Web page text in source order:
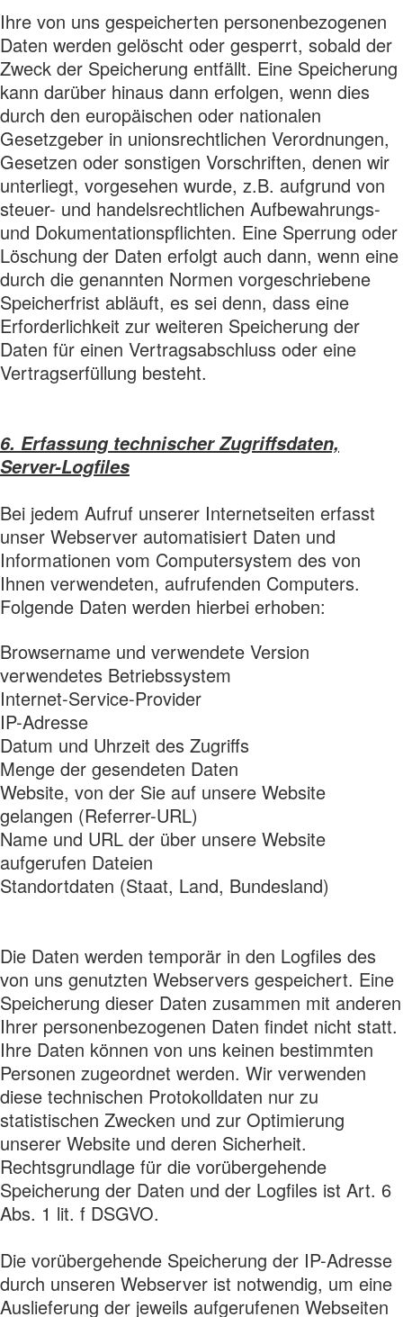
Ihre von uns gespeicherten personenbezogenen
Daten werden gelöscht oder gesperrt, sobald der
Zweck der Speicherung entfällt. Eine Speicherung
kann darüber hinaus dann erfolgen, wenn dies
durch den europäischen oder nationalen
Gesetzgeber in unionsrechtlichen Verordnungen,
Gesetzen oder sonstigen Vorschriften, denen wir
unterliegt, vorgesehen wurde, z.B. aufgrund von
steuer- und handelsrechtlichen Aufbewahrungs-
und Dokumentationspflichten. Eine Sperrung oder
Löschung der Daten erfolgt auch dann, wenn eine
durch die genannten Normen vorgeschriebene
Speicherfrist abläuft, es sei denn, dass eine
Erforderlichkeit zur weiteren Speicherung der
Daten für einen Vertragsabschluss oder eine
Vertragserfüllung besteht.
6. Erfassung technischer Zugriffsdaten,
Server-Logfiles
Bei jedem Aufruf unserer Internetseiten erfasst
unser Webserver automatisiert Daten und
Informationen vom Computersystem des von
Ihnen verwendeten, aufrufenden Computers.
Folgende Daten werden hierbei erhoben:
Browsername und verwendete Version
verwendetes Betriebssystem
Internet-Service-Provider
IP-Adresse
Datum und Uhrzeit des Zugriffs
Menge der gesendeten Daten
Website, von der Sie auf unsere Website
gelangen (Referrer-URL)
Name und URL der über unsere Website
aufgerufen Dateien
Standortdaten (Staat, Land, Bundesland)
Die Daten werden temporär in den Logfiles des
von uns genutzten Webservers gespeichert. Eine
Speicherung dieser Daten zusammen mit anderen
Ihrer personenbezogenen Daten findet nicht statt.
Ihre Daten können von uns keinen bestimmten
Personen zugeordnet werden. Wir verwenden
diese technischen Protokolldaten nur zu
statistischen Zwecken und zur Optimierung
unserer Website und deren Sicherheit.
Rechtsgrundlage für die vorübergehende
Speicherung der Daten und der Logfiles ist Art. 6
Abs. 1 lit. f DSGVO.
Die vorübergehende Speicherung der IP-Adresse
durch unseren Webserver ist notwendig, um eine
Auslieferung der jeweils aufgerufenen Webseiten